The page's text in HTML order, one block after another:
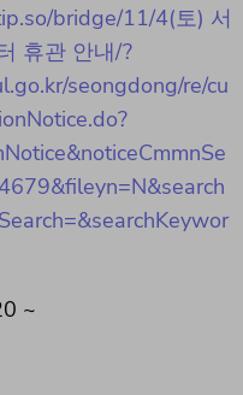
bridge/11/4(토) 서
휴관 안내/?
seongdong/re/cu
~